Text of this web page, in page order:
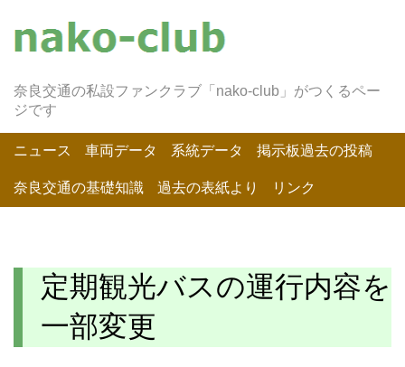
奈良交通の私設ファンクラブ「nako-club」がつくるペー
ジです
ニュース 車両データ 系統データ 掲示板過去の投稿
奈良交通の基礎知識 過去の表紙より リンク
定期観光バスの運行内容を
一部変更